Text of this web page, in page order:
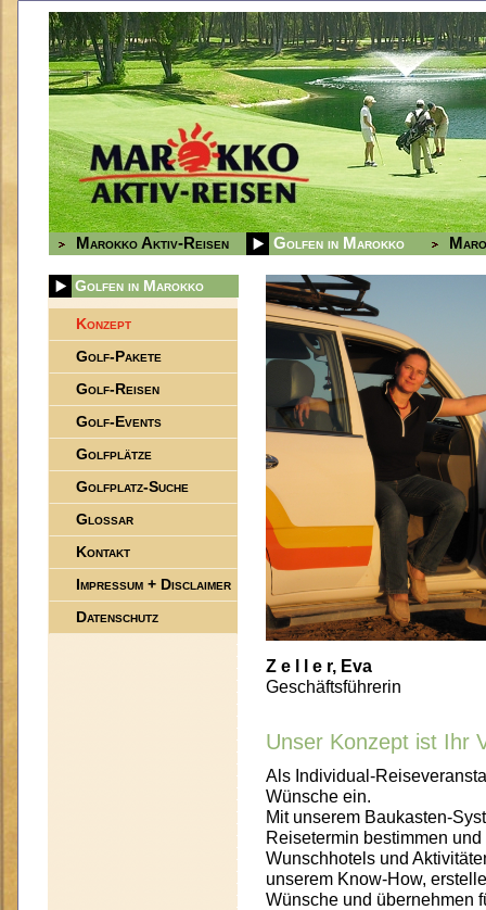
Marokko Aktiv-Reisen Golfen in Marokko
Z e l l e r, Eva
Geschäftsführerin
Unser Konzept ist Ihr
Als Individual-
Wünsche ein.
Mit unserem Baukasten-
Reisetermin bestimmen
Wunschhotels und
unserem Know-How,
Wünsche und übernehmen
Golfen in Marokko
Konzept
Golf-Pakete
Golf-Reisen
Golf-Events
Golfplätze
Golfplatz-Suche
Glossar
Kontakt
Impressum + Disclaimer
Datenschutz